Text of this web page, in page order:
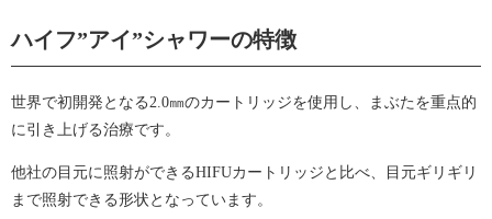
ハイフ”アイ”シャワーの特徴
世界で初開発となる2.0㎜のカートリッジを使用し、まぶたを重点的
に引き上げる治療です。
他社の目元に照射ができるHIFUカートリッジと比べ、目元ギリギリ
まで照射できる形状となっています。